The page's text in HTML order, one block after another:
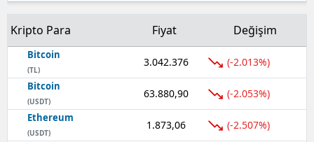
Van
Yozgat
Zonguldak
Aksaray
Bayburt
Kripto Para Fiyat Değişim
Bitcoin
(TL)
3.042.376 (-2.013%)
Bitcoin
(USDT)
63.880,90 (-2.053%)
Ethereum
(USDT)
1.873,06 (-2.507%)